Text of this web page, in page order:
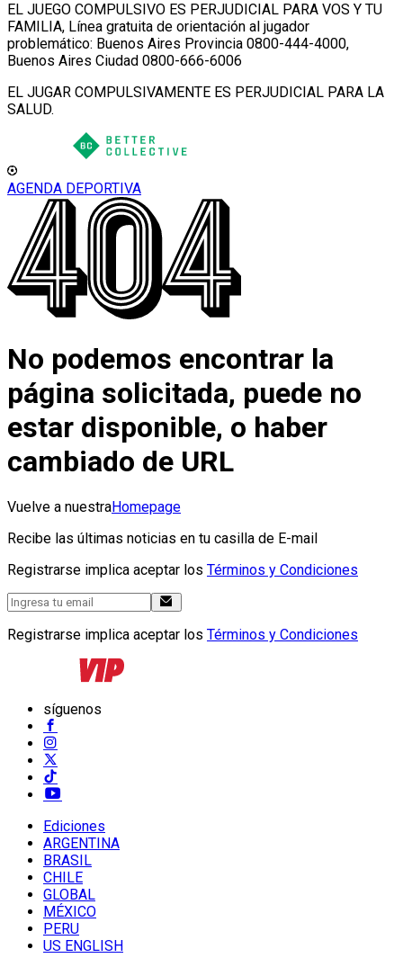
EL JUEGO COMPULSIVO ES PERJUDICIAL PARA VOS Y TU
FAMILIA, Línea gratuita de orientación al jugador
problemático: Buenos Aires Provincia 0800-444-4000,
Buenos Aires Ciudad 0800-666-6006
EL JUGAR COMPULSIVAMENTE ES PERJUDICIAL PARA LA
SALUD.
AGENDA DEPORTIVA
No podemos encontrar la
página solicitada, puede no
estar disponible, o haber
cambiado de URL
Vuelve a nuestraHomepage
Recibe las últimas noticias en tu casilla de E-mail
Registrarse implica aceptar los Términos y Condiciones
Registrarse implica aceptar los Términos y Condiciones
síguenos
Ediciones
ARGENTINA
BRASIL
CHILE
GLOBAL
MÉXICO
PERU
US ENGLISH